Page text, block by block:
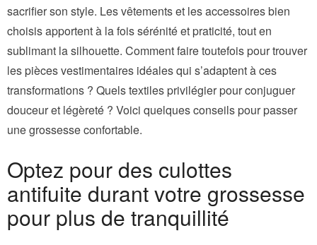
sacrifier son style. Les vêtements et les accessoires bien
choisis apportent à la fois sérénité et praticité, tout en
sublimant la silhouette. Comment faire toutefois pour trouver
les pièces vestimentaires idéales qui s’adaptent à ces
transformations ? Quels textiles privilégier pour conjuguer
douceur et légèreté ? Voici quelques conseils pour passer
une grossesse confortable.
Optez pour des culottes
antifuite durant votre grossesse
pour plus de tranquillité